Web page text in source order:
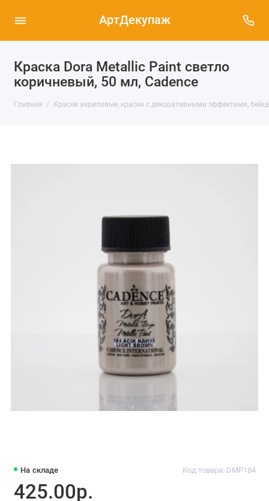
АртДекупаж
Краска Dora Metallic Paint светло
коричневый, 50 мл, Cadence
Главная Краски акриловые, краски с декоративными эффектами,
На складе Код товара: DMP184
425.00р.